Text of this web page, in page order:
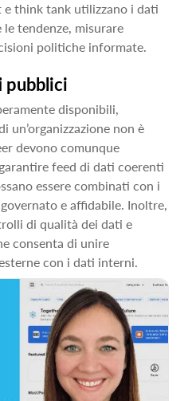
think tank utilizzano i dati
tendenze, misurare
politiche informate.
pubblici
disponibili,
non è
devono comunque
feed di dati coerenti
essere combinati con i
e affidabile. Inoltre,
di qualità dei dati e
consenta di unire
con i dati interni.